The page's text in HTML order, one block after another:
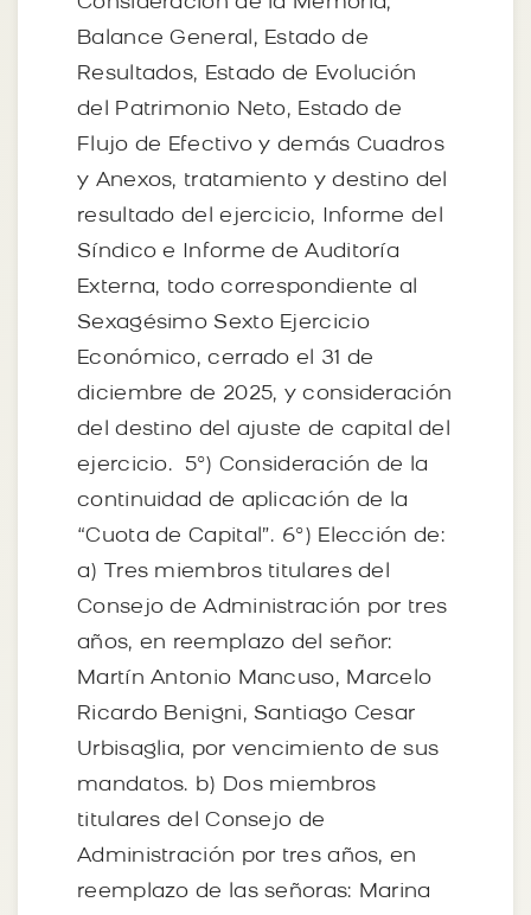
Balance General, Estado de
Resultados, Estado de Evolución
del Patrimonio Neto, Estado de
Flujo de Efectivo y demás Cuadros
y Anexos, tratamiento y destino del
resultado del ejercicio, Informe del
Síndico e Informe de Auditoría
Externa, todo correspondiente al
Sexagésimo Sexto Ejercicio
Económico, cerrado el 31 de
diciembre de 2025, y consideración
del destino del ajuste de capital del
ejercicio. 5º) Consideración de la
continuidad de aplicación de la
“Cuota de Capital”. 6º) Elección de:
a) Tres miembros titulares del
Consejo de Administración por tres
años, en reemplazo del señor:
Martín Antonio Mancuso, Marcelo
Ricardo Benigni, Santiago Cesar
Urbisaglia, por vencimiento de sus
mandatos. b) Dos miembros
titulares del Consejo de
Administración por tres años, en
reemplazo de las señoras: Marina